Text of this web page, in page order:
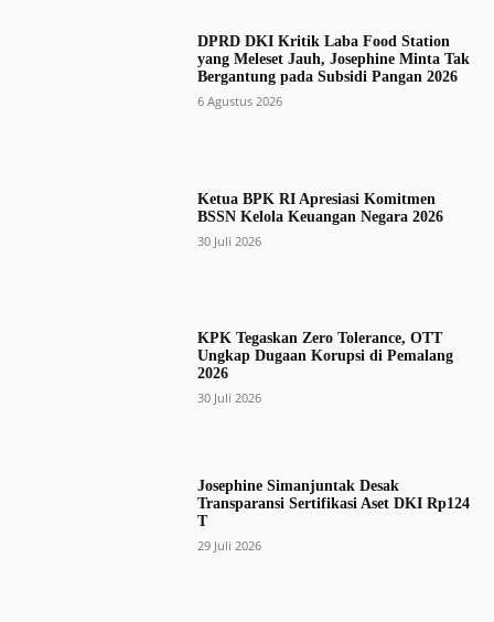
DPRD DKI Kritik Laba Food Station
yang Meleset Jauh, Josephine Minta Tak
Bergantung pada Subsidi Pangan 2026
6 Agustus 2026
Ketua BPK RI Apresiasi Komitmen
BSSN Kelola Keuangan Negara 2026
30 Juli 2026
KPK Tegaskan Zero Tolerance, OTT
Ungkap Dugaan Korupsi di Pemalang
2026
30 Juli 2026
Josephine Simanjuntak Desak
Transparansi Sertifikasi Aset DKI Rp124
T
29 Juli 2026